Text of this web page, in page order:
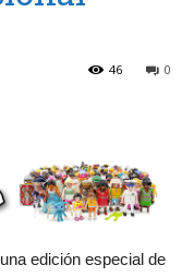
0
46
edición especial de